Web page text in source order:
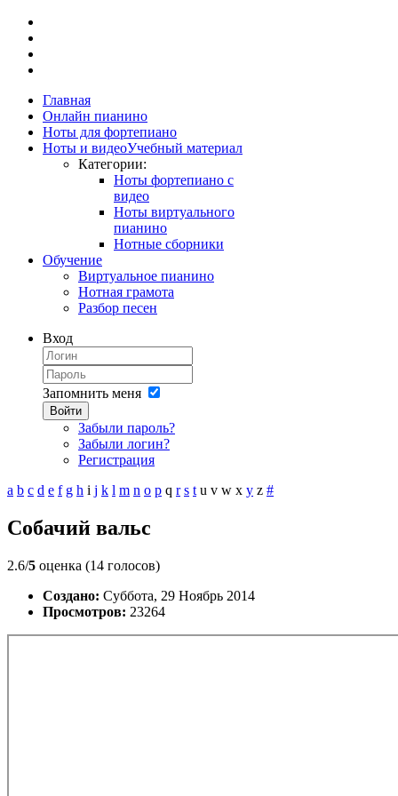
Главная
Онлайн пианино
Ноты для фортепиано
Ноты и видеоУчебный материал
Категории:
Ноты фортепиано с
видео
Ноты виртуального
пианино
Нотные сборники
Обучение
Виртуальное пианино
Нотная грамота
Разбор песен
Вход
Запомнить меня
Войти
Забыли пароль?
Забыли логин?
Регистрация
a b c d e f g h i j k l m n o p q r s t u v w x y z #
Cобачий вальс
2.6/5 оценка (14 голосов)
Создано: Суббота, 29 Ноябрь 2014
Просмотров: 23264